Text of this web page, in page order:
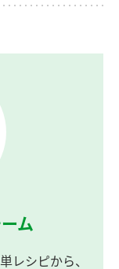
ム
レシピから、